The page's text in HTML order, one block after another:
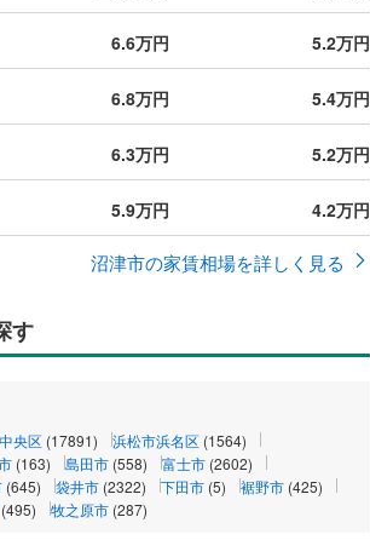
6.6万円 5.2万円
6.8万円 5.4万円
6.3万円 5.2万円
5.9万円 4.2万円
沼津市の家賃相場を詳しく見る
す
央区 (17891) 浜松市浜名区 (1564)
(163) 島田市 (558) 富士市 (2602)
(645) 袋井市 (2322) 下田市 (5) 裾野市 (425)
(495) 牧之原市 (287)